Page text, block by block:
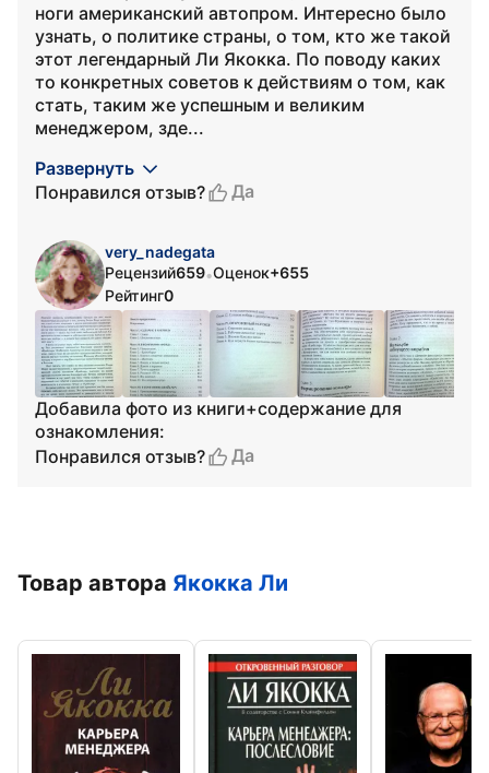
ноги американский автопром. Интересно было
узнать, о политике страны, о том, кто же такой
этот легендарный Ли Якокка. По поводу каких
то конкретных советов к действиям о том, как
стать, таким же успешным и великим
менеджером, зде...
Развернуть
Понравился отзыв?
Да
very_nadegata
Рецензий659•Оценок+655
Рейтинг0
Добавила фото из книги+содержание для
ознакомления:
Понравился отзыв?
Да
Товар автора Якокка Ли